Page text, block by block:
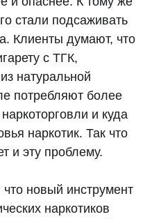
стали подсаживать
Клиенты думают, что
с ТГК,
натуральной
потребляют более
и куда
наркотик. Так что
и эту проблему.
новый инструмент
наркотиков